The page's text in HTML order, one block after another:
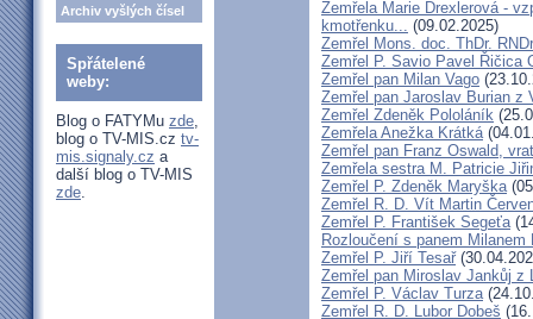
Archiv vyšlých čísel
Spřátelené
weby:
Blog o FATYMu zde,
blog o TV-MIS.cz tv-
mis.signaly.cz a
další blog o TV-MIS
zde.
Zemřela Marie Drexlerová -
kmotřenku... (09.02.2025)
Zemřel Mons. doc. ThDr.
Zemřel P. Savio Pavel Řičica
Zemřel pan Milan Vago
Zemřel pan Jaroslav Burian z
Zemřel Zdeněk Pololáník
Zemřela Anežka Krátká
Zemřel pan Franz Oswald,
Zemřela sestra M. Patricie
Zemřel P. Zdeněk Maryška
Zemřel R. D. Vít Martin
Zemřel P. František Segeťa
Rozloučení s panem Milanem
Zemřel P. Jiří Tesař
Zemřel pan Miroslav Jankůj z
Zemřel P. Václav Turza
Zemřel R. D. Lubor Dobeš